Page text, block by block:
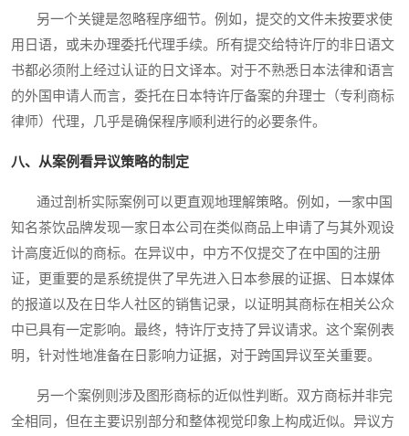
另一个关键是忽略程序细节。例如，提交的文件未按要求使
用日语，或未办理委托代理手续。所有提交给特许厅的非日语文
书都必须附上经过认证的日文译本。对于不熟悉日本法律和语言
的外国申请人而言，委托在日本特许厅备案的弁理士（专利商标
律师）代理，几乎是确保程序顺利进行的必要条件。
八、从案例看异议策略的制定
通过剖析实际案例可以更直观地理解策略。例如，一家中国
知名茶饮品牌发现一家日本公司在类似商品上申请了与其外观设
计高度近似的商标。在异议中，中方不仅提交了在中国的注册
证，更重要的是系统提供了早先进入日本参展的证据、日本媒体
的报道以及在日华人社区的销售记录，以证明其商标在相关公众
中已具有一定影响。最终，特许厅支持了异议请求。这个案例表
明，针对性地准备在日影响力证据，对于跨国异议至关重要。
另一个案例则涉及图形商标的近似性判断。双方商标并非完
全相同，但在主要识别部分和整体视觉印象上构成近似。异议方